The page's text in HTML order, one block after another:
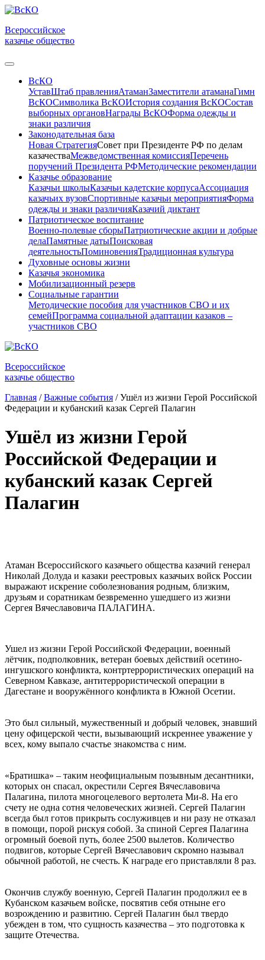
Всероссийское
казачье общество
ВсКО
УставШтаб правленияАтаманЗаместители атаманаГимн
ВсКОСимволика ВсКОИстория создания ВсКОСостав
выборных органовНаграды ВсКОФорма одежды и
знаки различия
Законодательная база
Новая СтратегияСовет при Президенте РФ по делам
казачестваМежведомственная комиссияПеречень
поручений Президента РФМетодические рекомендации
Казачье образование
Казачьи школыКазачьи кадетские корпусаАссоциация
казачьих вузовСпортивные казачьи мероприятияФорма
одежды и знаки различияКазачий диктант
Патриотическое воспитание
Военно-полевые сборыПатриотические акции и добрые
делаПамятные датыПоисковая
деятельностьПоминовенияТрадиционная культура
Духовные основы жизни
Казачья экономика
Мобилизационный резерв
Социальные гарантии
Методические пособия для участников СВО и их
семейПрограмма социальной адаптации казаков –
участников СВО
Всероссийское
казачье общество
Главная / Важные события / Ушёл из жизни Герой Российской
Федерации и кубанский казак Сергей Палагин
Ушёл из жизни Герой
Российской Федерации и
кубанский казак Сергей
Палагин
Атаман Всероссийского казачьего общества казачий генерал
Николай Долуда и казаки реестровых казачьих войск России
выражают искрение соболезнования родным, близким,
друзьям и соратникам безвременно ушедшего из жизни
Сергея Вячеславовича ПАЛАГИНА.
Ушел из жизни Герой Российской Федерации, военный
лётчик, подполковник, ветеран боевых действий осетино-
ингушского конфликта, контртеррористических операций на
Северном Кавказе, антитеррористической операции в
Дагестане и вооружённого конфликта в Южной Осетии.
Это был сильный, мужественный и добрый человек, знавший
цену офицерской чести, вызывающий искреннее уважение у
всех, кому выпало счастье знакомства с ним.
«Братишка» – таким неофициальным позывным десантники,
которых он спасал, окрестили Сергея Вячеславовича
Палагина, пилота многоцелевого вертолета Ми-8. На его
счету не одна сотня человеческих жизней. Сергей Палагин
всегда был готов прикрыть сослуживцев и ни разу не отказал
в помощи, порой рискуя собой. За спиной Сергея Палагина
огромный боевой путь, более 2500 вылетов. Количество
подвигов, которые Сергей Вячеславович скромно называл
обычной работой, не счесть. К награде его приставляли 8 раз.
Окончив службу военную, Сергей Палагин продолжил ее в
Кубанском казачьем войске, посвятив себя отныне его
возрождению и развитию. Сергей Палагин был твердо
убежден в том, что сущность казачества – это подготовка к
защите Отечества.